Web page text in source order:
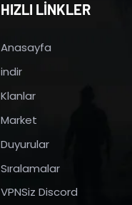
HIZLI LİNKLER
Anasayfa
indir
Klanlar
Market
Duyurular
Sıralamalar
VPNSiz Discord